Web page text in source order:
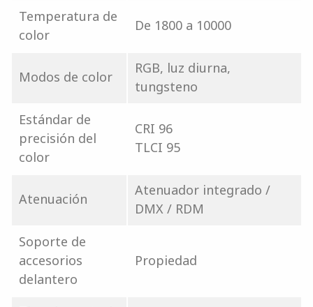
Temperatura de
color
De 1800 a 10000
Modos de color
RGB, luz diurna,
tungsteno
Estándar de
precisión del
color
CRI 96
TLCI 95
Atenuación
Atenuador integrado /
DMX / RDM
Soporte de
accesorios
delantero
Propiedad